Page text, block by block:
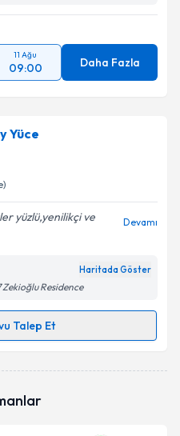
11 Ağu
09:00 Daha Fazla
Yüce
yüzlü,yenilikçi ve
Devamı
Haritada Göster
Zekioğlu Residence
Talep Et
randevu almanız için bir